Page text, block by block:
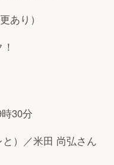
あり）
30分
）／米田 尚弘さん